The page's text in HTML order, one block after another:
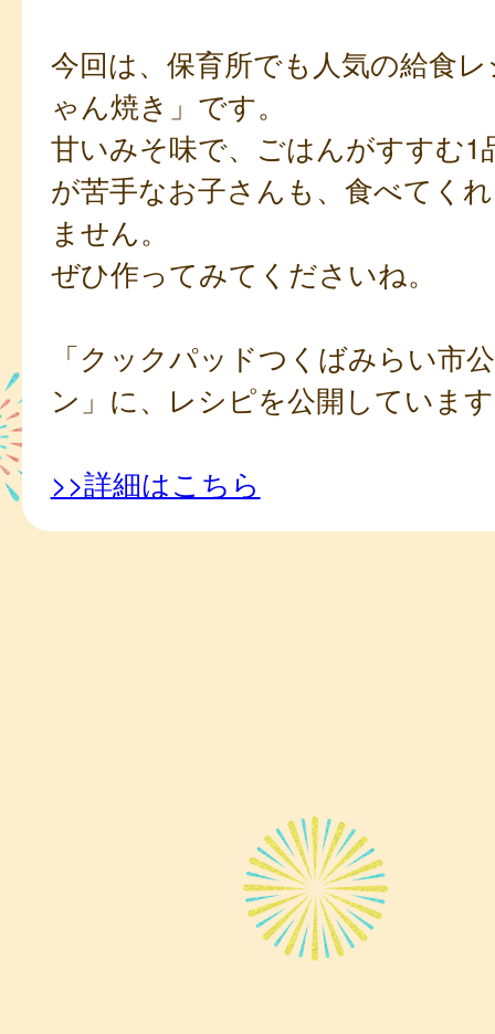
今回は、保育所でも人気の給食
ゃん焼き」です。
甘いみそ味で、ごはんがすすむ1
が苦手なお子さんも、食べてく
ません。
ぜひ作ってみてくださいね。
「クックパッドつくばみらい市
ン」に、レシピを公開していま
>>詳細はこちら